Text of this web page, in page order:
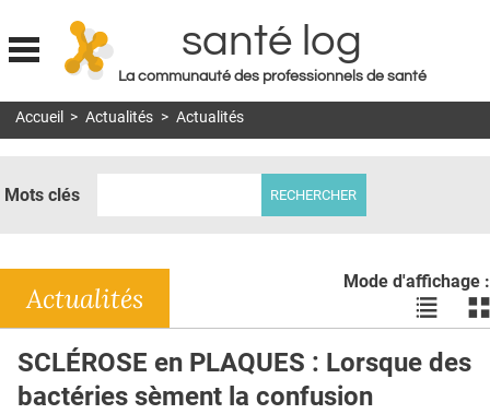
Jump to navigation
santé log
La communauté des professionnels de santé
MON COMPTE
DOSSIERS
RÉSEAUX
E-REVUE SAD
Accueil > Actualités > Actualités
Mots clés
Mode d'affichage :
Voir
les
en
les
en
Actualités
SCLÉROSE en PLAQUES : Lorsque des
bactéries sèment la confusion